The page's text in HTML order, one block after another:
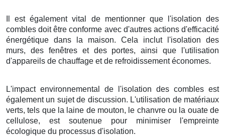
Il est également vital de mentionner que l'isolation des
combles doit être conforme avec d'autres actions d'efficacité
énergétique dans la maison. Cela inclut l'isolation des
murs, des fenêtres et des portes, ainsi que l'utilisation
d'appareils de chauffage et de refroidissement économes.
L'impact environnemental de l'isolation des combles est
également un sujet de discussion. L'utilisation de matériaux
verts, tels que la laine de mouton, le chanvre ou la ouate de
cellulose, est soutenue pour minimiser l'empreinte
écologique du processus d'isolation.